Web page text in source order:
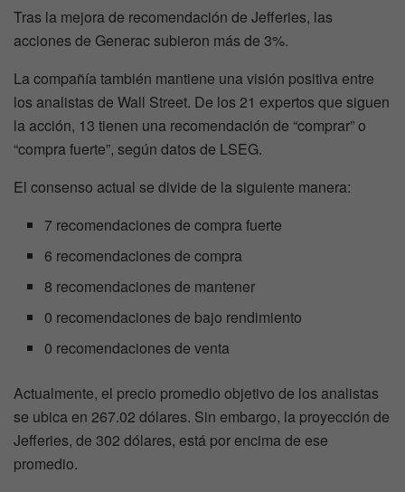
Tras la mejora de recomendación de Jefferies, las
acciones de Generac subieron más de 3%.
La compañía también mantiene una visión positiva entre
los analistas de Wall Street. De los 21 expertos que siguen
la acción, 13 tienen una recomendación de “comprar” o
“compra fuerte”, según datos de LSEG.
El consenso actual se divide de la siguiente manera:
7 recomendaciones de compra fuerte
6 recomendaciones de compra
8 recomendaciones de mantener
0 recomendaciones de bajo rendimiento
0 recomendaciones de venta
Actualmente, el precio promedio objetivo de los analistas
se ubica en 267.02 dólares. Sin embargo, la proyección de
Jefferies, de 302 dólares, está por encima de ese
promedio.